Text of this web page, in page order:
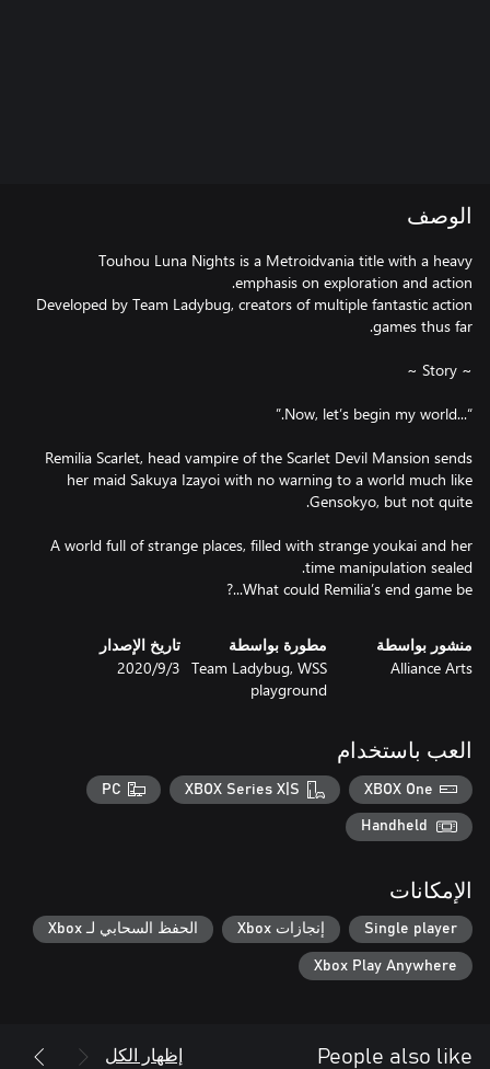
الوصف
Touhou Luna Nights is a Metroidvania title with a heavy
Developed by Team Ladybug, creators of multiple fantastic action
Remilia Scarlet, head vampire of the Scarlet Devil Mansion sends
her maid Sakuya Izayoi with no warning to a world much like
A world full of strange places, filled with strange youkai and her
What could Remilia’s end game be...?
منشور بواسطة
Alliance Arts
مطورة بواسطة
Team Ladybug, WSS
playground
تاريخ الإصدار
3‏/9‏/2020
العب باستخدام
XBOX One
XBOX Series X|S
PC
Handheld
الإمكانات
Single player إنجازات Xbox الحفظ السحابي لـ Xbox
Xbox Play Anywhere
People also like إظهار الكل